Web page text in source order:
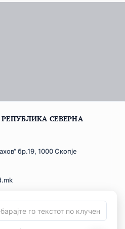
СЕВЕРНА
бр.19, 1000 Скопје